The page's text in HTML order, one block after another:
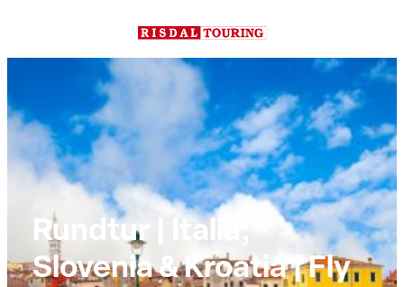
Rundtur | Italia,
Slovenia & Kroatia | Fly